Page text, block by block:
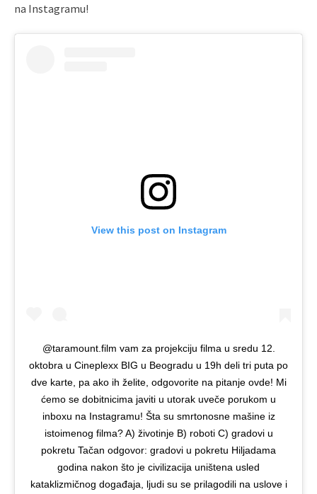
na Instagramu!
View this post on Instagram
@taramount.film vam za projekciju filma u sredu 12.
oktobra u Cineplexx BIG u Beogradu u 19h deli tri puta po
dve karte, pa ako ih želite, odgovorite na pitanje ovde! Mi
ćemo se dobitnicima javiti u utorak uveče porukom u
inboxu na Instagramu! Šta su smrtonosne mašine iz
istoimenog filma? A) životinje B) roboti C) gradovi u
pokretu Tačan odgovor: gradovi u pokretu Hiljadama
godina nakon što je civilizacija uništena usled
kataklizmičnog događaja, ljudi su se prilagodili na uslove i